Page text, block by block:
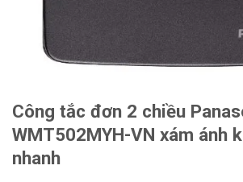
Công tắc đơn 2 chiều
WMT502MYH-VN xám ánh
nhanh